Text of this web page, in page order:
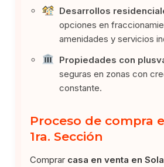
Desarrollos
opciones en
amenidades y servicios
Propiedades con
seguras en zonas con
constante.
Proceso de compra
1ra. Sección
Comprar casa en venta en